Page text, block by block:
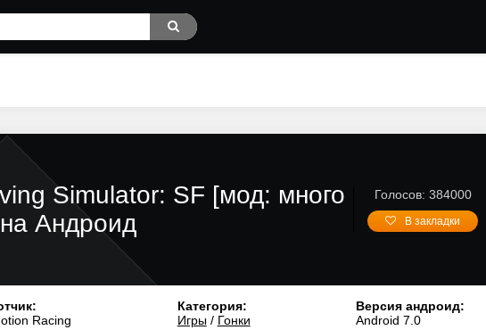
Simulator: SF [мод: много
Андроид
Голосов: 384000
В закладки
Racing
Категория:
Игры/ Гонки
Версия андроид:
Android 7.0